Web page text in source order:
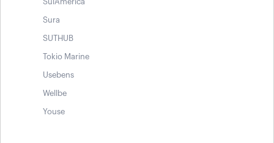
Sura
SUTHUB
Tokio Marine
Usebens
Wellbe
Youse